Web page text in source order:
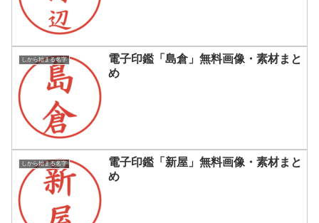
しから始まる名字
電子印鑑「島倉」無料画像・素材まと
め
しから始まる名字
電子印鑑「新屋」無料画像・素材まと
め